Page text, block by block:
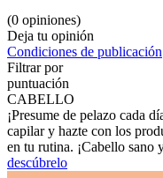
(0 opiniones)
Deja tu opinión
Condiciones de publicación
Filtrar por
puntuación
CABELLO
¡Presume de pelazo cada
capilar y hazte con los
en tu rutina. ¡Cabello sano
descúbrelo